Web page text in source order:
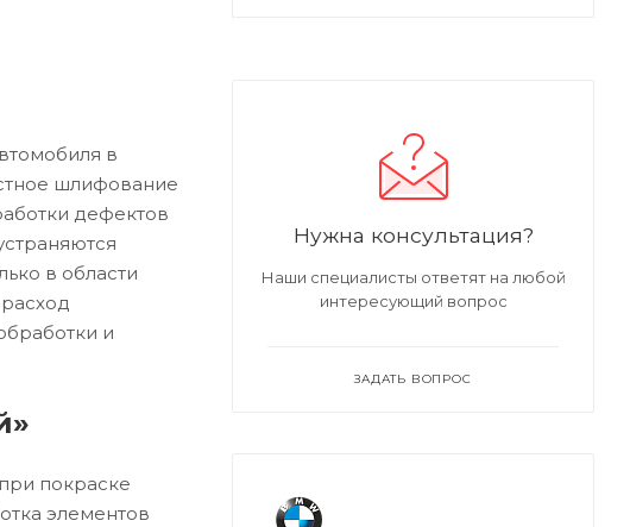
в
шлифование
дефектов
в области
и
покраске
элементов
Нужна консультация?
Наши специалисты ответят на любой
интересующий вопрос
ЗАДАТЬ ВОПРОС